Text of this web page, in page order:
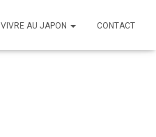
VIVRE AU JAPON CONTACT